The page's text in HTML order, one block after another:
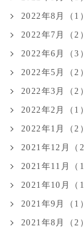
2022年8月（1）
2022年7月（2）
2022年6月（3）
2022年5月（2）
2022年3月（2）
2022年2月（1）
2022年1月（2）
2021年12月（2
2021年11月（1
2021年10月（1
2021年9月（1）
2021年8月（2）